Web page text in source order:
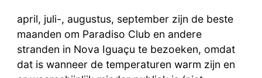
april, juli-, augustus, september zijn de beste
maanden om Paradiso Club en andere
stranden in Nova Iguaçu te bezoeken, omdat
dat is wanneer de temperaturen warm zijn en